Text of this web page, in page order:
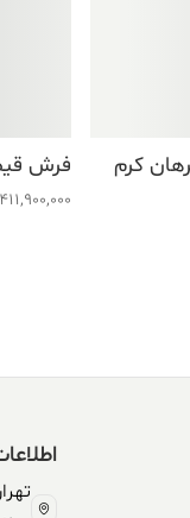
فرش قیطران ۱۲۰۰ شانه
411,900,000